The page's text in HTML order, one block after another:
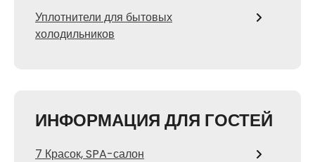
Уплотнители для бытовых
холодильников
ИНФОРМАЦИЯ ДЛЯ ГОСТЕЙ
7 Красок, SPA-салон